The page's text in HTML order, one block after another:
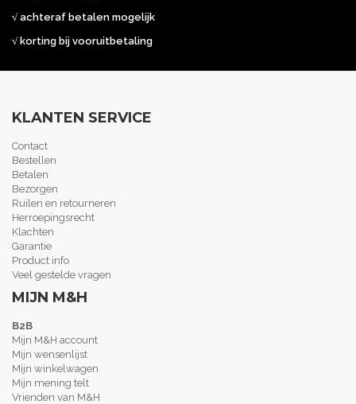
√ achteraf betalen mogelijk
√ korting bij vooruitbetaling
KLANTEN SERVICE
Contact
Bestellen
Betalen
Bezorgen
Ruilen en retourneren
Herroepingsrecht
Klachten
Garantie
Product info
Veel gestelde vragen
MIJN M&H
B2B
Mijn M&H account
Mijn wensenlijst
Mijn winkelwagen
Mijn mening telt
Vrienden van M&H